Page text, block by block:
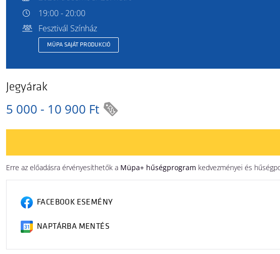
19:00 - 20:00
Fesztivál Színház
MÜPA SAJÁT PRODUKCIÓ
Jegyárak
5 000 - 10 900 Ft
Erre az előadásra érvényesíthetők a Müpa+ hűségprogram kedvezményei és
FACEBOOK ESEMÉNY
NAPTÁRBA MENTÉS